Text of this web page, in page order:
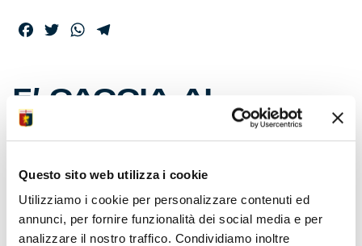
Questo sito web utilizza i cookie
Utilizziamo i cookie per personalizzare contenuti ed
annunci, per fornire funzionalità dei social media e per
analizzare il nostro traffico. Condividiamo inoltre
Facebook
TwitterWhatsApp
E’ CACCIA AL
BIGLIETTO PER IL
GRAN FINALE
Mercoledì la ripresa dell’attività per il team. Fervono i
preparativi a Villa Rostan per la sfida col Bologna e la
festa insieme ai supporter. Si va verso il tutto esaurito